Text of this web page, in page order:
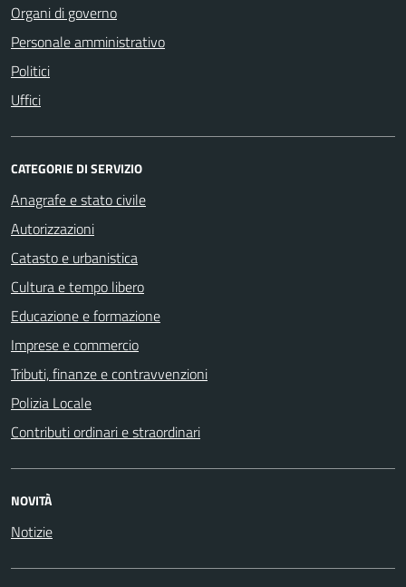
Organi di governo
Personale amministrativo
Politici
Uffici
CATEGORIE DI SERVIZIO
Anagrafe e stato civile
Autorizzazioni
Catasto e urbanistica
Cultura e tempo libero
Educazione e formazione
Imprese e commercio
Tributi, finanze e contravvenzioni
Polizia Locale
Contributi ordinari e straordinari
NOVITÀ
Notizie